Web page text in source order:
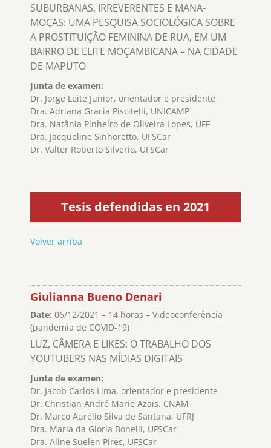
SUBURBANAS, IRREVERENTES E MANA-
MOÇAS: UMA PESQUISA SOCIOLÓGICA SOBRE
A PROSTITUIÇÃO FEMININA DE RUA, EM UM
BAIRRO DE ELITE MOÇAMBICANA – NA CIDADE
DE MAPUTO
Junta de examen:
Dr. Jorge Leite Junior, orientador e presidente
Dra. Adriana Gracia Piscitelli, UNICAMP
Dra. Natânia Pinheiro de Oliveira Lopes, UFF
Dra. Jacqueline Sinhoretto, UFSCar
Dr. Valter Roberto Silverio, UFSCar
Tesis defendidas en 2021
Volver arriba
Giulianna Bueno Denari
Date: 06/12/2021 – 14 horas – Videoconferência
(pandemia de COVID-19)
LUZ, CÂMERA E LIKES: O TRABALHO DOS
YOUTUBERS NAS MÍDIAS DIGITAIS
Junta de examen:
Dr. Jacob Carlos Lima, orientador e presidente
Dr. Christian André Marie Azaïs, CNAM
Dr. Marco Aurélio Silva de Santana, UFRJ
Dra. Maria da Gloria Bonelli, UFSCar
Dra. Aline Suelen Pires, UFSCar